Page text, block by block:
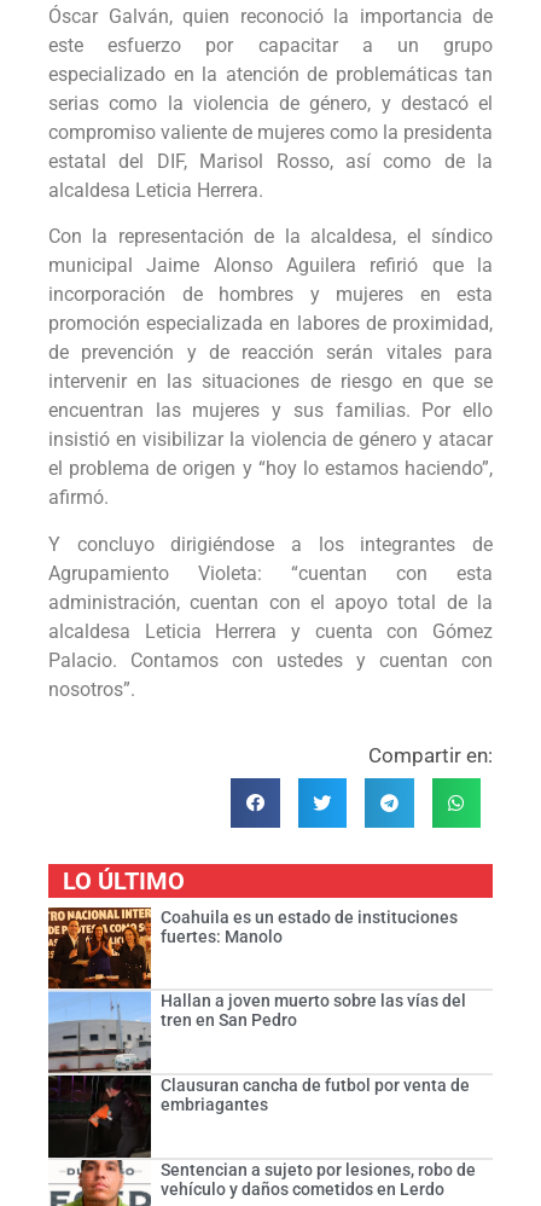
Óscar Galván, quien reconoció la importancia de
este esfuerzo por capacitar a un grupo
especializado en la atención de problemáticas tan
serias como la violencia de género, y destacó el
compromiso valiente de mujeres como la presidenta
estatal del DIF, Marisol Rosso, así como de la
alcaldesa Leticia Herrera.
Con la representación de la alcaldesa, el síndico
municipal Jaime Alonso Aguilera refirió que la
incorporación de hombres y mujeres en esta
promoción especializada en labores de proximidad,
de prevención y de reacción serán vitales para
intervenir en las situaciones de riesgo en que se
encuentran las mujeres y sus familias. Por ello
insistió en visibilizar la violencia de género y atacar
el problema de origen y “hoy lo estamos haciendo”,
afirmó.
Y concluyo dirigiéndose a los integrantes de
Agrupamiento Violeta: “cuentan con esta
administración, cuentan con el apoyo total de la
alcaldesa Leticia Herrera y cuenta con Gómez
Palacio. Contamos con ustedes y cuentan con
nosotros”.
Compartir en:
LO ÚLTIMO
Coahuila es un estado de instituciones
fuertes: Manolo
Hallan a joven muerto sobre las vías del
tren en San Pedro
Clausuran cancha de futbol por venta de
embriagantes
Sentencian a sujeto por lesiones, robo de
vehículo y daños cometidos en Lerdo